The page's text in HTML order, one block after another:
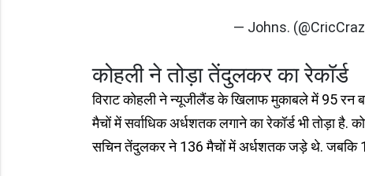
— Johns.
कोहली ने तोड़ा तेंदुलकर का रेकॉर्ड
विराट कोहली ने न्‍यूजीलैंड के खिलाफ मुकाबले में 95 रन
मैचों में सर्वाधिक अर्धशतक लगाने का रेकॉर्ड भी तोड़ा
सचिन तेंदुलकर ने 136 मैचों में अर्धशतक जड़े थे. जबकि